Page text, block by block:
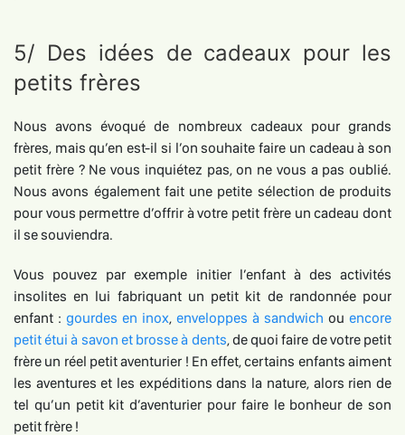
5/ Des idées de cadeaux pour les
petits frères
Nous avons évoqué de nombreux cadeaux pour grands
frères, mais qu’en est-il si l’on souhaite faire un cadeau à son
petit frère ? Ne vous inquiétez pas, on ne vous a pas oublié.
Nous avons également fait une petite sélection de produits
pour vous permettre d’offrir à votre petit frère un cadeau dont
il se souviendra.
Vous pouvez par exemple initier l’enfant à des activités
insolites en lui fabriquant un petit kit de randonnée pour
enfant : gourdes en inox, enveloppes à sandwich ou encore
petit étui à savon et brosse à dents, de quoi faire de votre petit
frère un réel petit aventurier ! En effet, certains enfants aiment
les aventures et les expéditions dans la nature, alors rien de
tel qu’un petit kit d’aventurier pour faire le bonheur de son
petit frère !